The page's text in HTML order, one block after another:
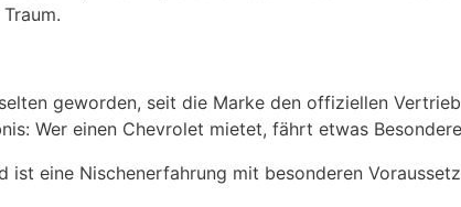
geworden, seit die Marke den offiziellen
Wer einen Chevrolet mietet, fährt etwas
eine Nischenerfahrung mit besonderen